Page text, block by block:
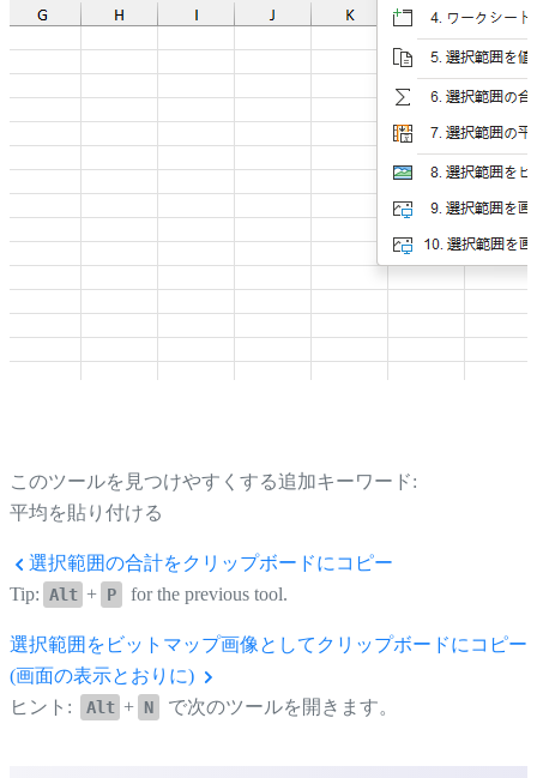
このツールを見つけやすくする追加キーワード:
平均を貼り付ける
選択範囲の合計をクリップボードにコピー
Tip: Alt + P for the previous tool.
選択範囲をビットマップ画像としてクリップボードにコピー
(画面の表示とおりに)
ヒント:
Alt + N で次のツールを開きます。